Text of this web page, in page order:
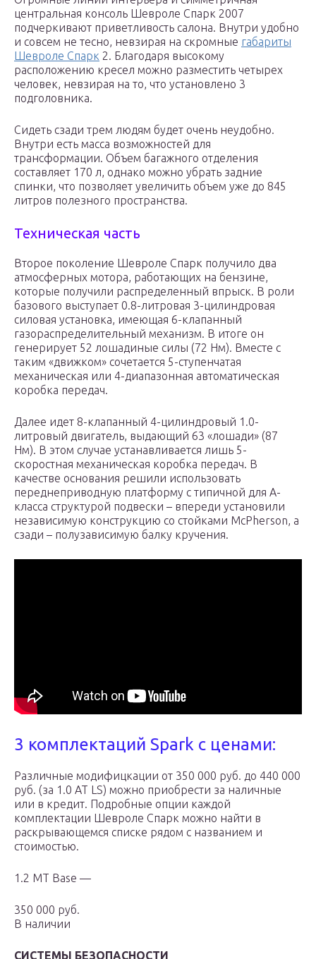
центральная консоль Шевроле Спарк 2007
подчеркивают приветливость салона. Внутри удобно
и совсем не тесно, невзирая на скромные габариты
Шевроле Спарк 2. Благодаря высокому
расположению кресел можно разместить четырех
человек, невзирая на то, что установлено 3
подголовника.
Сидеть сзади трем людям будет очень неудобно.
Внутри есть масса возможностей для
трансформации. Объем багажного отделения
составляет 170 л, однако можно убрать задние
спинки, что позволяет увеличить объем уже до 845
литров полезного пространства.
Техническая часть
Второе поколение Шевроле Спарк получило два
атмосферных мотора, работающих на бензине,
которые получили распределенный впрыск. В роли
базового выступает 0.8-литровая 3-цилиндровая
силовая установка, имеющая 6-клапанный
газораспределительный механизм. В итоге он
генерирует 52 лошадиные силы (72 Нм). Вместе с
таким «движком» сочетается 5-ступенчатая
механическая или 4-диапазонная автоматическая
коробка передач.
Далее идет 8-клапанный 4-цилиндровый 1.0-
литровый двигатель, выдающий 63 «лошади» (87
Нм). В этом случае устанавливается лишь 5-
скоростная механическая коробка передач. В
качестве основания решили использовать
переднеприводную платформу с типичной для А-
класса структурой подвески – впереди установили
независимую конструкцию со стойками McPherson, а
сзади – полузависимую балку кручения.
3 комплектаций Spark с ценами:
Различные модифицкации от 350 000 руб. до 440 000
руб. (за 1.0 AT LS) можно приобрести за наличные
или в кредит. Подробные опции каждой
комплектации Шевроле Спарк можно найти в
раскрывающемся списке рядом с названием и
стоимостью.
1.2 MT Base —
350 000 руб.
В наличии
СИСТЕМЫ БЕЗОПАСНОСТИ